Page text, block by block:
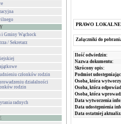
i Gminy Wąchock
/ Sekretarz
członków rodzin
działalności
rodzin
radnych
PRAWO LOKALNE
Załączniki do
Ilość odwiedzin:
Nazwa dokumentu:
Skrócony opis:
Podmiot
Osoba, która
Osoba, która
Osoba, która
Data wytworzenia
Data udostępnienia
Data ostatniej